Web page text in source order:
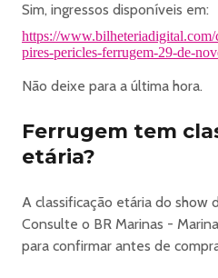
Sim, ingressos disponíveis em:
https://www.bilheteriadigital.com/
pires-pericles-ferrugem-29-de-
Não deixe para a última hora.
Ferrugem tem
etária?
A classificação etária do show
Consulte o BR Marinas -
para confirmar antes de